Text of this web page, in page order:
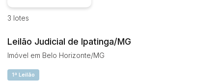
Bairro
Judiciais Extrajudiciais
Faixa de valor
R$
3 lotes
Leilão Judicial de Ipatinga/MG
Imóvel em Belo Horizonte/MG
1ª Leilão